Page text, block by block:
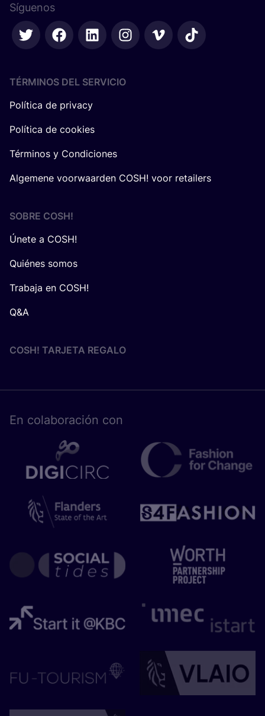
Síguenos
TÉRMINOS DEL SERVICIO
Política de privacy
Política de cookies
Términos y Condiciones
Algemene voorwaarden COSH! voor retailers
SOBRE COSH!
Únete a COSH!
Quiénes somos
Trabaja en COSH!
Q&A
COSH! TARJETA REGALO
En cola­bo­ra­ción con